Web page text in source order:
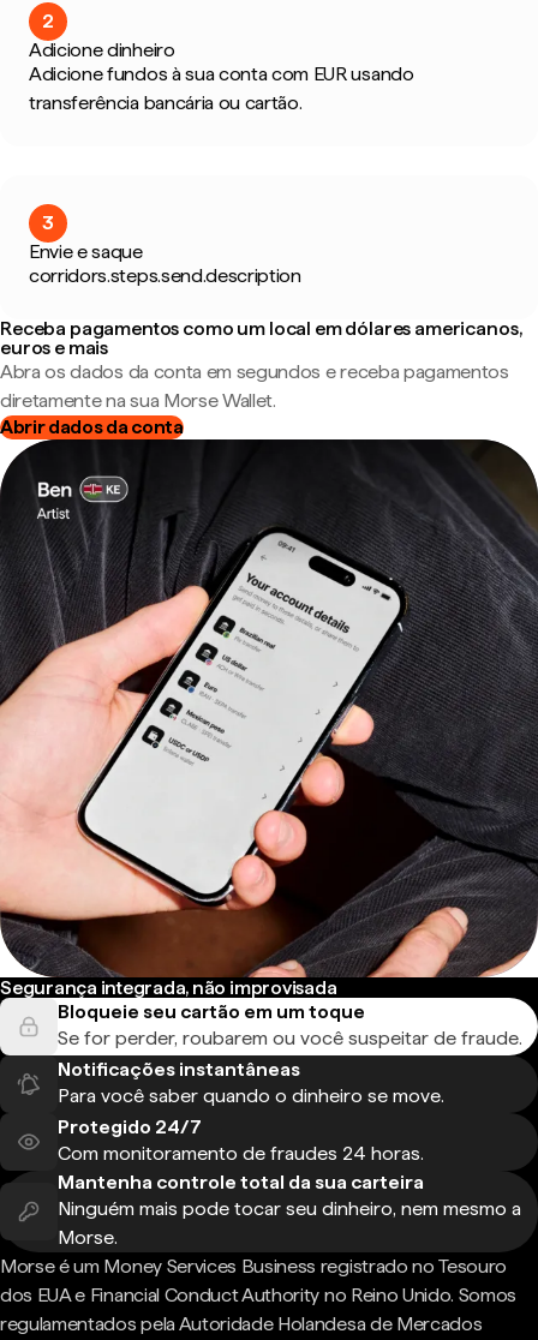
2
Adicione dinheiro
Adicione fundos à sua conta com EUR usando
transferência bancária ou cartão.
3
Envie e saque
corridors.steps.send.description
Receba pagamentos como um local em dólares americanos,
euros e mais
Abra os dados da conta em segundos e receba pagamentos
diretamente na sua Morse Wallet.
Abrir dados da conta
Segurança integrada, não improvisada
Bloqueie seu cartão em um toque
Se for perder, roubarem ou você suspeitar de fraude.
Notificações instantâneas
Para você saber quando o dinheiro se move.
Protegido 24/7
Com monitoramento de fraudes 24 horas.
Mantenha controle total da sua carteira
Ninguém mais pode tocar seu dinheiro, nem mesmo a
Morse.
Morse é um Money Services Business registrado no Tesouro
dos EUA e Financial Conduct Authority no Reino Unido. Somos
regulamentados pela Autoridade Holandesa de Mercados